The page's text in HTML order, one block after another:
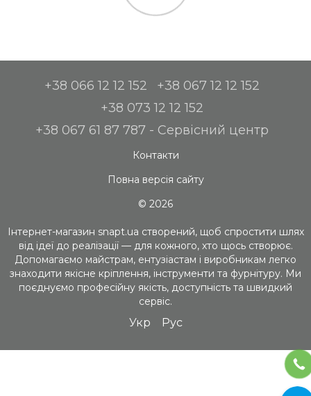
+38 066 12 12 152
+38 067 12 12 152
+38 073 12 12 152
+38 067 61 87 787 - Сервісний центр
Контакти
Повна версія сайту
© 2026
Інтернет-магазин snapt.ua створений, щоб спростити шлях
від ідеї до реалізації — для кожного, хто щось створює.
Допомагаємо майстрам, ентузіастам і виробникам легко
знаходити якісне кріплення, інструменти та фурнітуру. Ми
поєднуємо професійну якість, доступність та швидкий
сервіс.
Укр Рус